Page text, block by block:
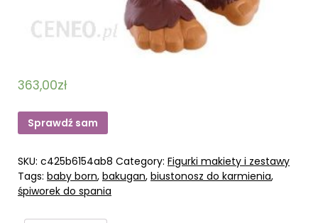
363,00zł
Sprawdź sam
SKU: c425b6154ab8 Category: Figurki makiety i zestawy
Tags: baby born, bakugan, biustonosz do karmienia,
śpiworek do spania